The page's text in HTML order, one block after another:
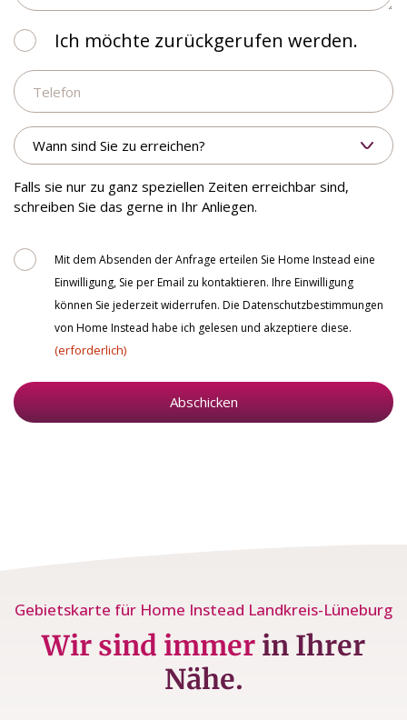
Ich
möchte
zurückgerufen
werden.
Ich möchte zurückgerufen werden.
Telefon
Wann
sind
Sie
zu
erreichen?
Falls sie nur zu ganz speziellen Zeiten erreichbar sind,
schreiben Sie das gerne in Ihr Anliegen.
Consent
Mit dem Absenden der Anfrage erteilen Sie Home Instead eine
Einwilligung, Sie per Email zu kontaktieren. Ihre Einwilligung
können Sie jederzeit widerrufen. Die Datenschutzbestimmungen
von Home Instead habe ich gelesen und akzeptiere diese.
(erforderlich)
Abschicken
Gebietskarte für Home Instead Landkreis-Lüneburg
Wir sind immer in Ihrer
Nähe.